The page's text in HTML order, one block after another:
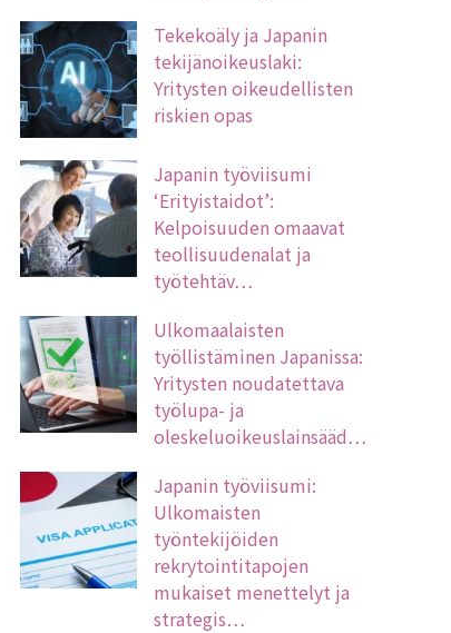
Tekekoäly ja Japanin
tekijänoikeuslaki:
Yritysten oikeudellisten
riskien opas
Japanin työviisumi
‘Erityistaidot’:
Kelpoisuuden omaavat
teollisuudenalat ja
työtehtäv…
Ulkomaalaisten
työllistäminen Japanissa:
Yritysten noudatettava
työlupa- ja
oleskeluoikeuslainsääd…
Japanin työviisumi:
Ulkomaisten
työntekijöiden
rekrytointitapojen
mukaiset menettelyt ja
strategis…